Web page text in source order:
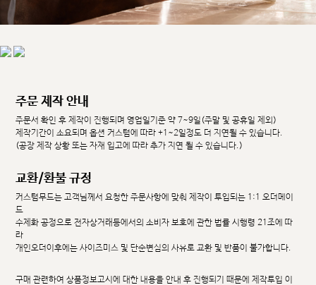
주문 제작 안내
주문서 확인 후 제작이 진행되며 영업일기준 약 7~9일(주말 및 공휴일 제외)
제작기간이 소요되며 옵션 커스텀에 따라 +1~2일정도 더 지연될 수 있습니다.
(공장 제작 상황 또는 자재 입고에 따라 추가 지연 될 수 있습니다.)
교환/환불 규정
커스텀무드는 고객님께서 요청한 주문사항에 맞춰 제작이 투입되는 1:1 오더메이
드
수제화 공정으로 전자상거래등에서의 소비자 보호에 관한 법률 시행령 21조에 따
라
개인오더이후에는 사이즈미스 및 단순변심의 사유로 교환 및 반품이 불가합니다.
구매 관련하여 상품정보고시에 대한 내용을 안내 후 진행되기 때문에 제작투입 이